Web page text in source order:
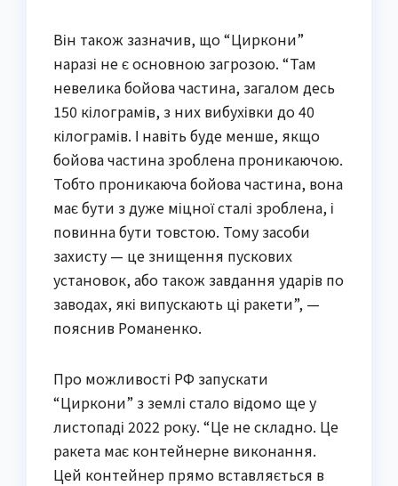
Він також зазначив, що “Циркони”
наразі не є основною загрозою. “Там
невелика бойова частина, загалом десь
150 кілограмів, з них вибухівки до 40
кілограмів. І навіть буде менше, якщо
бойова частина зроблена проникаючою.
Тобто проникаюча бойова частина, вона
має бути з дуже міцної сталі зроблена, і
повинна бути товстою. Тому засоби
захисту — це знищення пускових
установок, або також завдання ударів по
заводах, які випускають ці ракети”, —
пояснив Романенко.
Про можливості РФ запускати
“Циркони” з землі стало відомо ще у
листопаді 2022 року. “Це не складно. Це
ракета має контейнерне виконання.
Цей контейнер прямо вставляється в